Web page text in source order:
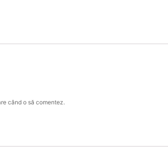
când o să comentez.